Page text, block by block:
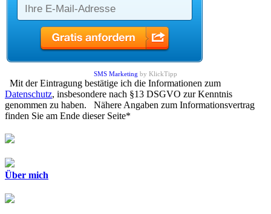
SMS Marketing by KlickTipp
Mit der Eintragung bestätige ich die Informationen zum
Datenschutz, insbesondere nach §13 DSGVO zur Kenntnis
genommen zu haben. Nähere Angaben zum Informationsvertrag
finden Sie am Ende dieser Seite*
Über mich